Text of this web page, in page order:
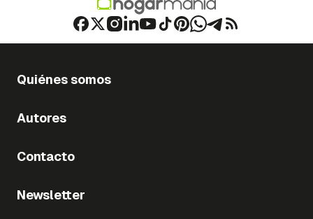
Quiénes somos
Autores
Contacto
Newsletter